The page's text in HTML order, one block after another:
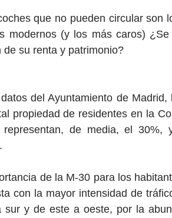
que no pueden circular son
modernos (y los más caros)
de su renta y patrimonio?
del Ayuntamiento de
propiedad de residentes en la
representan, de media, el
de la M-30 para los
con la mayor intensidad de
sur y de este a oeste, por la